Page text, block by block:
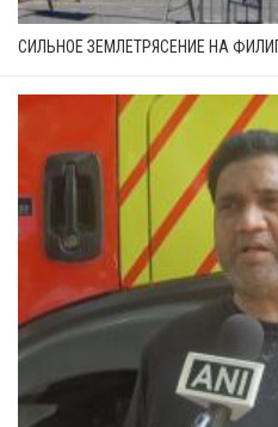
СИЛЬНОЕ ЗЕМЛЕТРЯСЕНИЕ НА